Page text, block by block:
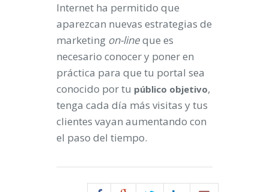
Internet ha permitido que
aparezcan nuevas estrategias de
marketing on-lineque es
necesario conocer y poner en
práctica para que tu portal sea
conocido por tu público objetivo,
tenga cada día más visitas y tus
clientes vayan aumentando con
el paso del tiempo.